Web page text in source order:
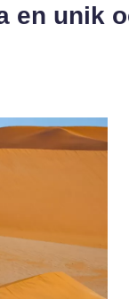
en unik